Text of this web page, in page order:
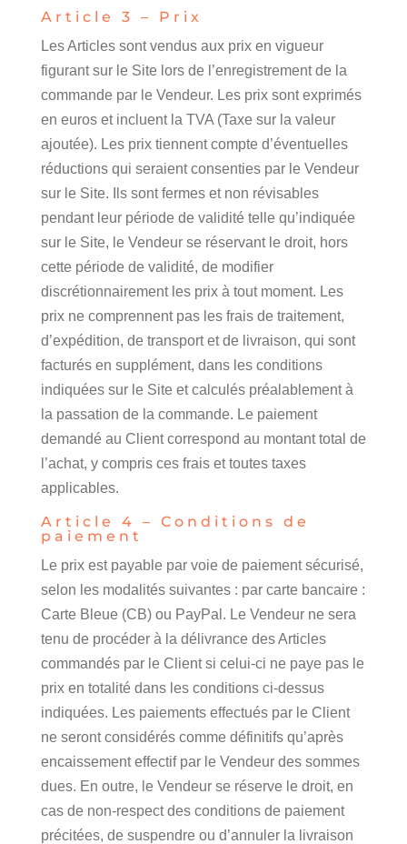
Article 3 – Prix
Les Articles sont vendus aux prix en vigueur
figurant sur le Site lors de l’enregistrement de la
commande par le Vendeur. Les prix sont exprimés
en euros et incluent la TVA (Taxe sur la valeur
ajoutée). Les prix tiennent compte d’éventuelles
réductions qui seraient consenties par le Vendeur
sur le Site. Ils sont fermes et non révisables
pendant leur période de validité telle qu’indiquée
sur le Site, le Vendeur se réservant le droit, hors
cette période de validité, de modifier
discrétionnairement les prix à tout moment. Les
prix ne comprennent pas les frais de traitement,
d’expédition, de transport et de livraison, qui sont
facturés en supplément, dans les conditions
indiquées sur le Site et calculés préalablement à
la passation de la commande. Le paiement
demandé au Client correspond au montant total de
l’achat, y compris ces frais et toutes taxes
applicables.
Article 4 – Conditions de
paiement
Le prix est payable par voie de paiement sécurisé,
selon les modalités suivantes : par carte bancaire :
Carte Bleue (CB) ou PayPal. Le Vendeur ne sera
tenu de procéder à la délivrance des Articles
commandés par le Client si celui-ci ne paye pas le
prix en totalité dans les conditions ci-dessus
indiquées. Les paiements effectués par le Client
ne seront considérés comme définitifs qu’après
encaissement effectif par le Vendeur des sommes
dues. En outre, le Vendeur se réserve le droit, en
cas de non-respect des conditions de paiement
précitées, de suspendre ou d’annuler la livraison